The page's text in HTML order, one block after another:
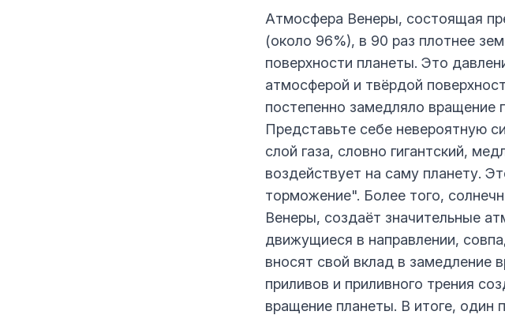
Атмосфера Венеры, состоящая
(около 96%), в 90 раз плотнее
поверхности планеты. Это
атмосферой и твёрдой
постепенно замедляло вращение
Представьте себе невероятную
слой газа, словно гигантский,
воздействует на саму планету.
торможение". Более того,
Венеры, создаёт значительные
движущиеся в направлении,
вносят свой вклад в замедление
приливов и приливного трения
вращение планеты. В итоге, один